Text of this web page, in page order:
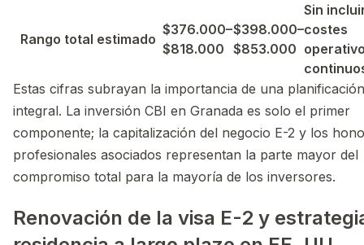
Rango total estimado
$376.000–
$818.000
$398.000–
$853.000
Sin
costes
Estas cifras subrayan la importancia de una planificación
integral. La inversión CBI en Granada es solo el primer
componente; la capitalización del negocio E-2 y los
profesionales asociados representan la parte mayor del
compromiso total para la mayoría de los inversores.
Renovación de la visa E-2 y